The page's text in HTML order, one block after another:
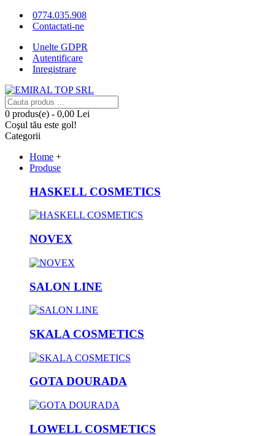
0774.035.908
Contactati-ne
Unelte GDPR
Autentificare
Inregistrare
0 produs(e) - 0,00 Lei
Coşul tău este gol!
Categorii
Home +
Produse
HASKELL COSMETICS
NOVEX
SALON LINE
SKALA COSMETICS
GOTA DOURADA
LOWELL COSMETICS